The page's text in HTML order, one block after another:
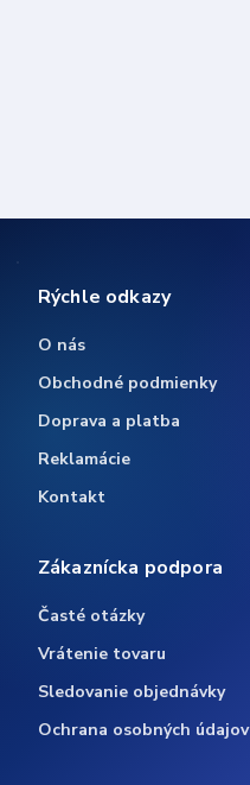
Rýchle odkazy
O nás
Obchodné podmienky
Doprava a platba
Reklamácie
Kontakt
Zákaznícka podpora
Časté otázky
Vrátenie tovaru
Sledovanie objednávky
Ochrana osobných údajov